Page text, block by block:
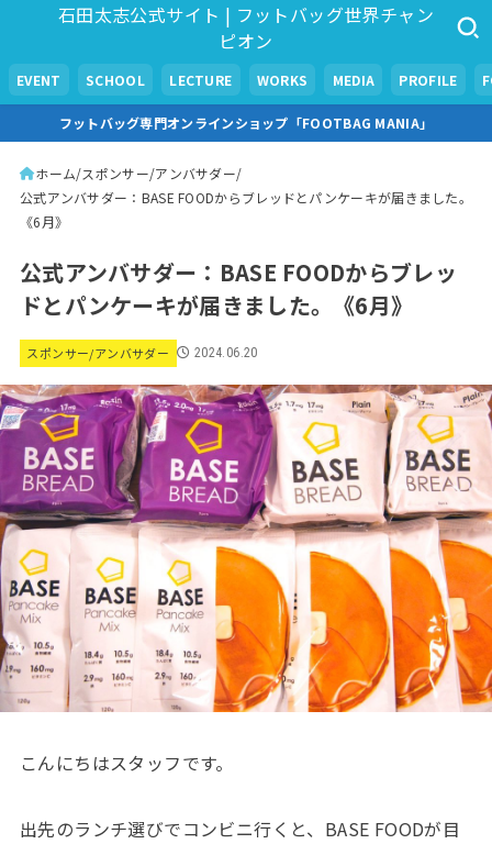
石田太志公式サイト | フットバッグ世界チャン
ピオン
EVENT SCHOOL LECTURE WORKS MEDIA PROFILE
フットバッグ専門オンラインショップ「FOOTBAG MANIA」
ホーム スポンサー/アンバサダー
公式アンバサダー：BASE FOODからブレッドとパンケーキが届きました。
《6月》
公式アンバサダー：BASE FOODからブレッ
ドとパンケーキが届きました。《6月》
スポンサー/アンバサダー 2024.06.20
こんにちはスタッフです。
出先のランチ選びでコンビニ行くと、BASE FOODが目